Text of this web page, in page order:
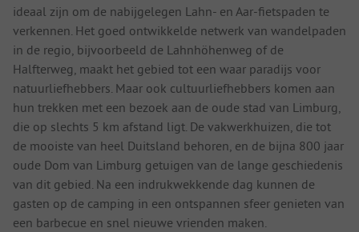
ideaal zijn om de nabijgelegen Lahn- en Aar-fietspaden te
verkennen. Het goed ontwikkelde netwerk van wandelpaden
in de regio, bijvoorbeeld de Lahnhöhenweg of de
Halfterweg, maakt het gebied tot een waar paradijs voor
natuurliefhebbers. Maar ook cultuurliefhebbers komen aan
hun trekken met een bezoek aan de oude stad van Limburg,
die op slechts 5 km afstand ligt. De vakwerkhuizen, die tot
de mooiste van heel Duitsland behoren, en de bijna 800 jaar
oude Dom van Limburg getuigen van de lange geschiedenis
van dit gebied. Na een indrukwekkende dag kunnen de
gasten op de camping in een ontspannen sfeer genieten van
een barbecue en snel nieuwe vrienden maken.